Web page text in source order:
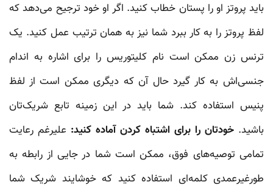
باید پروتز او را پستان خطاب کنید. اگر او خود ترجیح می‌دهد که
لفظ پروتز را به کار ببرد شما نیز به همان ترتیب عمل کنید. یک
ترنس زن ممکن است نام کلیتوریس را برای اشاره به اندام
جنسی‌اش به کار گیرد حال آن که دیگری ممکن است از لفظ
پنیس استفاده کند. شما باید در این زمینه تابع شریک‌تان
باشید. خودتان را برای اشتباه کردن آماده کنید: علیرغم رعایت
تمامی توصیه‌های فوق، ممکن است شما در جایی از رابطه به
طورغیرعمدی کلمه‌ای استفاده کنید که خوشایند شریک شما